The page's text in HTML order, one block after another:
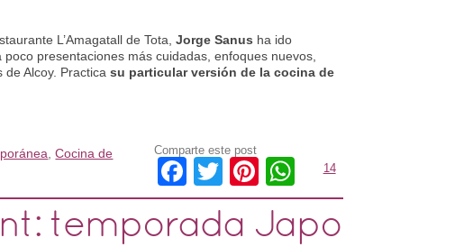
L’Amagatall de Tota, Jorge Sanus ha ido
presentaciones más cuidadas, enfoques nuevos,
de Alcoy. Practicasu particular versión de la cocina de
,Cocina de
Comparte este post
Facebook
TwitterPinterest
WhatsApp
14
temporada Japo